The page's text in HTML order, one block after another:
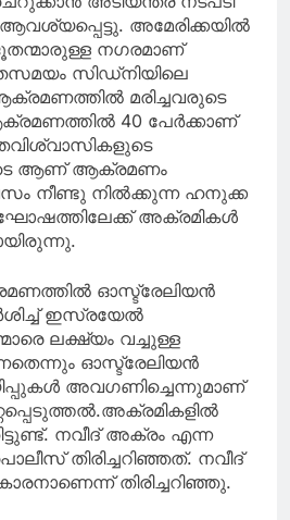
ആവശ്യപ്പെട്ടു. അമേരിക്കയിൽ
​ന​ഗരമാണ്
സിഡ്നിയിലെ
മരിച്ചവരുടെ
40 പേർക്കാണ്
ആണ് ആക്രമണം
നീണ്ടു നില്‍ക്കുന്ന ഹനുക്ക
അക്രമികള്‍
ഓസ്ട്രേലിയൻ
ഇസ്രയേൽ
ലക്ഷ്യം വച്ചുള്ള
ഓസ്ട്രേലിയൻ
അവഗണിച്ചെന്നുമാണ്
നവീദ് അക്രം എന്ന
തിരിച്ചറിഞ്ഞത്. നവീദ്
തിരിച്ചറിഞ്ഞു.